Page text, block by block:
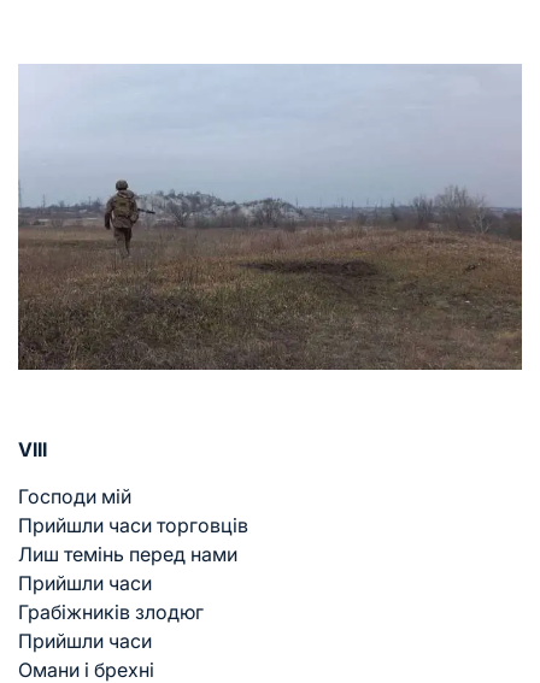
VIII
Господи мій
Прийшли часи торговців
Лиш темінь перед нами
Прийшли часи
Грабіжників злодюг
Прийшли часи
Омани і брехні